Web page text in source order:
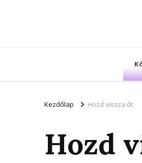
Kezdőlap Hozd vissza őt
Hozd